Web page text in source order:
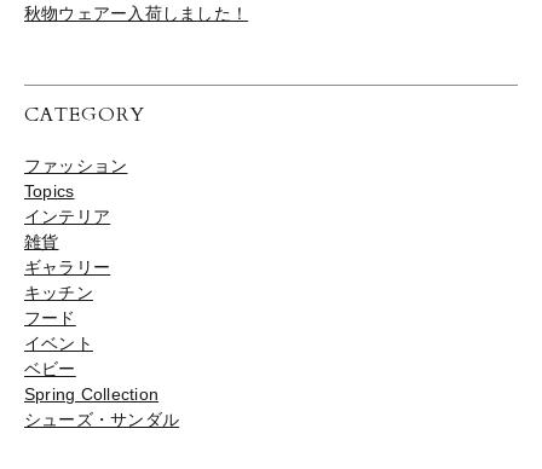
秋物ウェアー入荷しました！
CATEGORY
ファッション
Topics
インテリア
雑貨
ギャラリー
キッチン
フード
イベント
ベビー
Spring Collection
シューズ・サンダル